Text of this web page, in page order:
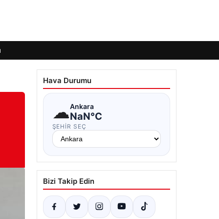
Hava Durumu
☁Ankara
NaN°C
ŞEHIR SEÇ
Bizi Takip Edin